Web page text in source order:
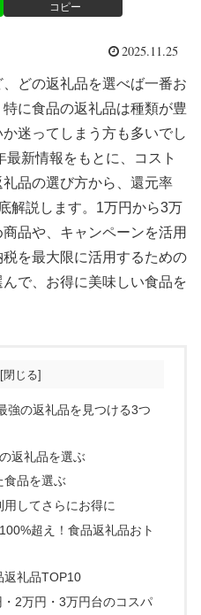
コピー
2025.11.25
どの返礼品を選べば一番お
に食品の返礼品は種類が豊
迷ってしまう方も多いでし
最新情報をもとに、コスト
品の選び方から、還元率
解説します。1万円から3万
品や、キャンペーンを活用
を最大限に活用するための
で、お得に美味しい食品を
強の返礼品を見つける3つ
返礼品を選ぶ
食品を選ぶ
してさらにお得に
超え！食品返礼品おト
返礼品TOP10
2万円・3万円台のコスパ